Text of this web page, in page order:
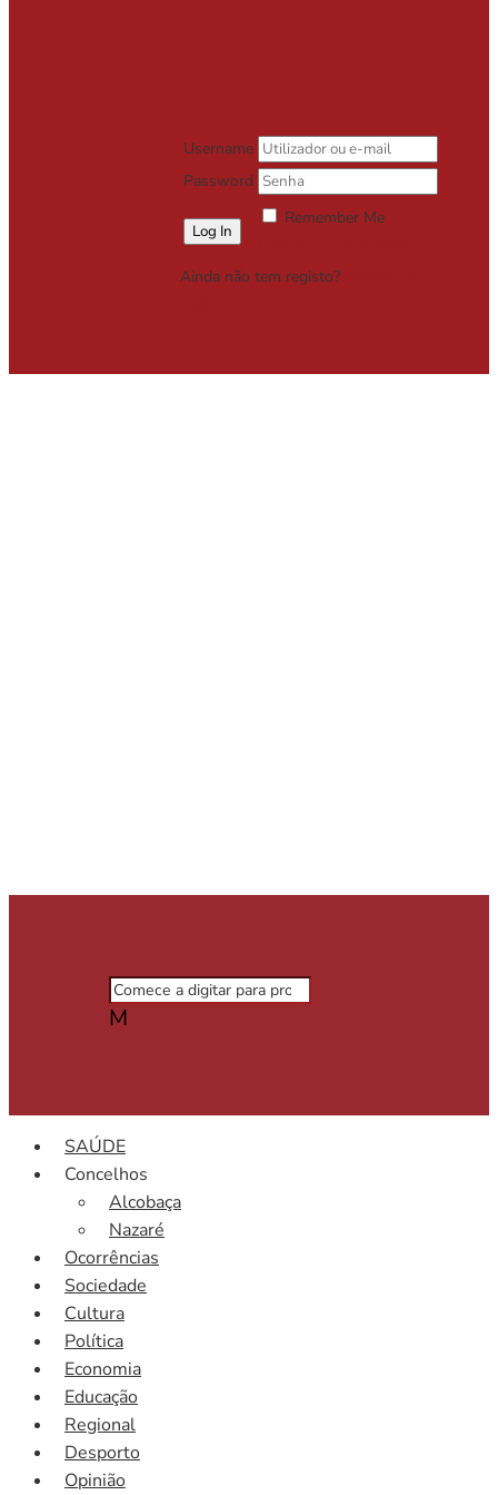
Username
Password
Remember Me
Ainda não tem registo?
M
SAÚDE
Concelhos
Alcobaça
Nazaré
Ocorrências
Sociedade
Cultura
Política
Economia
Educação
Regional
Desporto
Opinião